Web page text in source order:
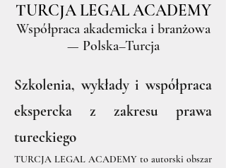
TURCJA LEGAL ACADEMY
Współpraca akademicka i branżowa
— Polska–Turcja
​Szkolenia, wykłady i współpraca
ekspercka z zakresu prawa
tureckiego
TURCJA LEGAL ACADEMY to autorski obszar